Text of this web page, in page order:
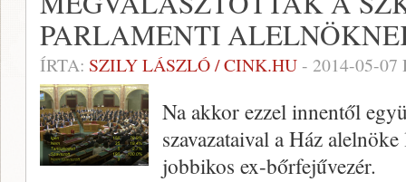
PARLAMENTI
ÍRTA: SZILY LÁSZLÓ / CINK.HU- 2014-05-07
Na akkor ezzel innentől
szavazataival a Ház
jobbikos ex-bőrfejűvezér.